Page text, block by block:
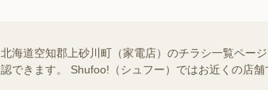
北海道空知郡上砂川町（家電店）のチラシ一覧ペー
認できます。 Shufoo!（シュフー）ではお近くの店